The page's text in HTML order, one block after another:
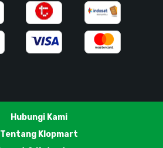
Hubungi Kami
Tentang Klopmart